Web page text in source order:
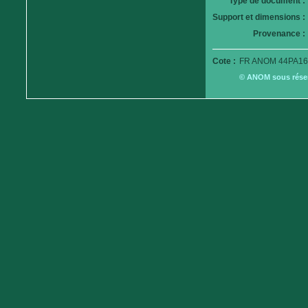
Support et dimensions :
Provenance :
Cote : FR ANOM
© ANOM sous